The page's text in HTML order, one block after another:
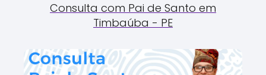
Consulta com Pai de Santo em
Timbaúba - PE